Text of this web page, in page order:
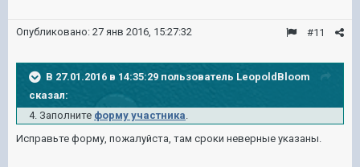
#11
Опубликовано: 27 янв 2016, 15:27:32
В 27.01.2016 в 14:35:29 пользователь LeopoldBloom
сказал:
4. Заполните форму участника.
Исправьте форму, пожалуйста, там сроки неверные указаны.